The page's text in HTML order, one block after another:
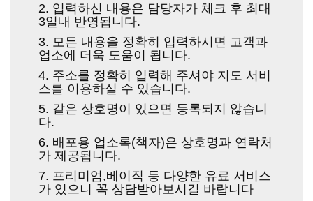
2. 입력하신 내용은 담당자가 체크 후 최대
3일내 반영됩니다.
3. 모든 내용을 정확히 입력하시면 고객과
업소에 더욱 도움이 됩니다.
4. 주소를 정확히 입력해 주셔야 지도 서비
스를 이용하실 수 있습니다.
5. 같은 상호명이 있으면 등록되지 않습니
다.
6. 배포용 업소록(책자)은 상호명과 연락처
가 제공됩니다.
7. 프리미엄,베이직 등 다양한 유료 서비스
가 있으니 꼭 상담받아보시길 바랍니다